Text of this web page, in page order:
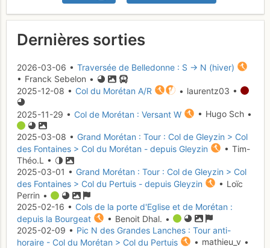
Dernières sorties
2026-03-06 • Traversée de Belledonne : S → N (hiver)
• Franck Sebelon •
2025-12-08 • Col du Morétan A/R • laurentz03 •
2025-11-29 • Col de Morétan : Versant W • Hugo Sch •
2025-03-08 • Grand Morétan : Tour : Col de Gleyzin > Col
des Fontaines > Col du Morétan - depuis Gleyzin
• Tim-
Théo.L •
2025-03-01 • Grand Morétan : Tour : Col de Gleyzin > Col
des Fontaines > Col du Pertuis - depuis Gleyzin
• Loïc
Perrin •
2025-02-16 • Cols de la porte d'Eglise et de Morétan :
depuis la Bourgeat
• Benoit Dhal. •
2025-02-09 • Pic N des Grandes Lanches : Tour anti-
horaire - Col du Morétan > Col du Pertuis
• mathieu_v •